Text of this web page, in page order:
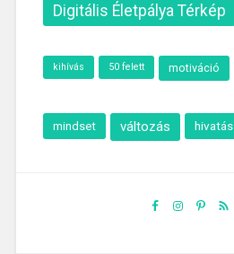
Digitális Életpálya Térkép
kihívás 50 felett motiváció
mindset változás hivatás